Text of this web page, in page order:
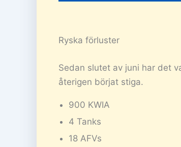
Ryska förluster
Sedan slutet av juni har det
återigen börjat stiga.
900 KWIA
4 Tanks
18 AFVs